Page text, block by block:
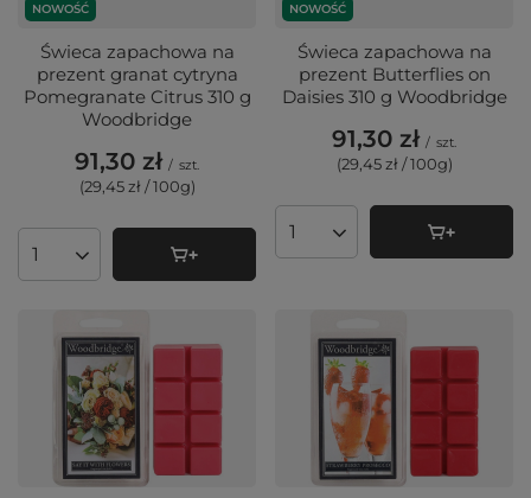
NOWOŚĆ
Świeca zapachowa na
prezent granat cytryna
Pomegranate Citrus 310 g
Woodbridge
91,30 zł / szt.
(29,45 zł / 100g)
Ilość produktów
NOWOŚĆ
Świeca zapachowa na
prezent Butterflies on
Daisies 310 g Woodbridge
91,30 zł / szt.
(29,45 zł / 100g)
Ilość produktów